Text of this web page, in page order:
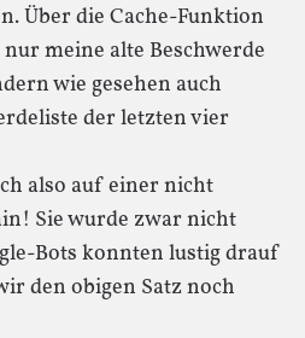
Über die Cache-Funktion
meine alte Beschwerde
wie gesehen auch
der letzten vier
also auf einer nicht
Sie wurde zwar nicht
Bots konnten lustig drauf
den obigen Satz noch